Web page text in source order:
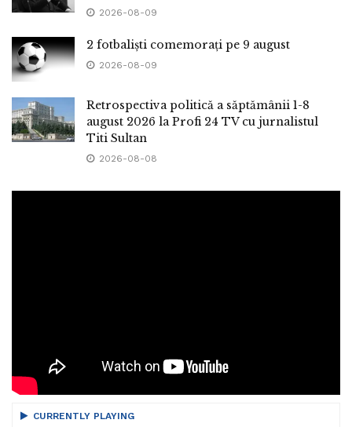
2026-08-09
2 fotbaliști comemorați pe 9 august
2026-08-09
Retrospectiva politică a săptămânii 1-8
august 2026 la Profi 24 TV cu jurnalistul
Titi Sultan
2026-08-08
CURRENTLY PLAYING